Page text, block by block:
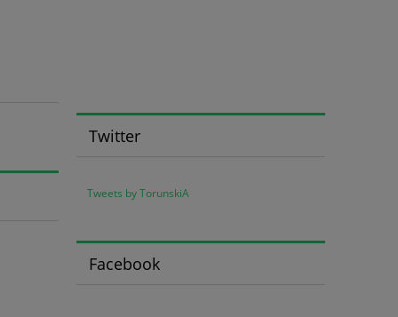
Twitter
Tweets by TorunskiA
Facebook